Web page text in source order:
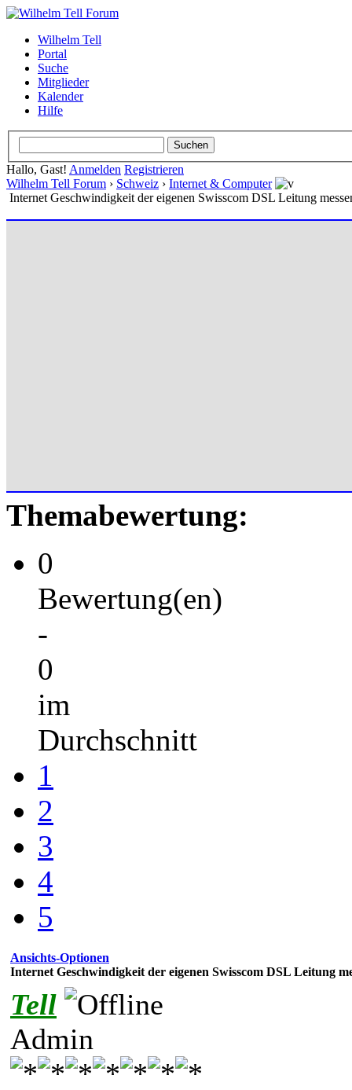
Wilhelm Tell
Portal
Suche
Mitglieder
Kalender
Hilfe
Hallo, Gast! Anmelden Registrieren
Wilhelm Tell Forum › Schweiz › Internet & Computer
Internet Geschwindigkeit der eigenen Swisscom DSL Leitung
Themabewertung:
0
Bewertung(en)
-
0
im
Durchschnitt
1
2
3
4
5
Ansichts-Optionen
Internet Geschwindigkeit der eigenen Swisscom DSL Leitung
Tell
Admin